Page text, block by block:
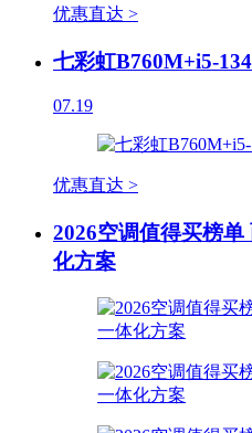
优惠直达 >
七彩虹B760M+i5-
07.19
优惠直达 >
2026空调值得买榜
化方案